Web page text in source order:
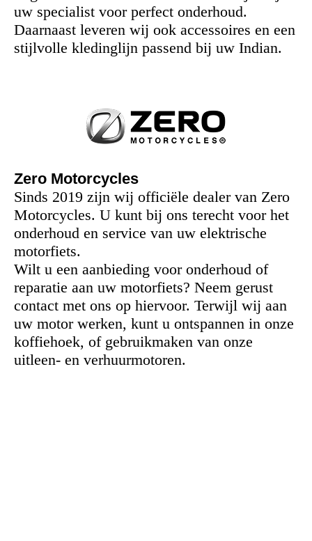
uw specialist voor perfect onderhoud.
Daarnaast leveren wij ook accessoires en een
stijlvolle kledinglijn passend bij uw Indian.
Zero Motorcycles
Sinds 2019 zijn wij officiële dealer van Zero
Motorcycles. U kunt bij ons terecht voor het
onderhoud en service van uw elektrische
motorfiets.
Wilt u een aanbieding voor onderhoud of
reparatie aan uw motorfiets? Neem gerust
contact met ons op hiervoor. Terwijl wij aan
uw motor werken, kunt u ontspannen in onze
koffiehoek, of gebruikmaken van onze
uitleen- en verhuurmotoren.